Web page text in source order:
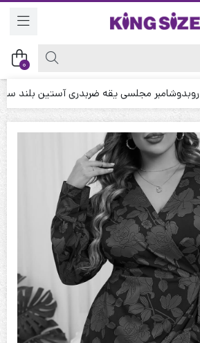
0
روبدوشامبر مجلسی یقه ضربدری آستین بلند